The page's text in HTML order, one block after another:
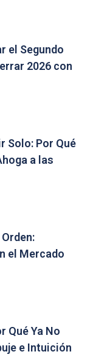
el Segundo
2026 con
Solo: Por Qué
a las
el Mercado
Qué Ya No
e Intuición